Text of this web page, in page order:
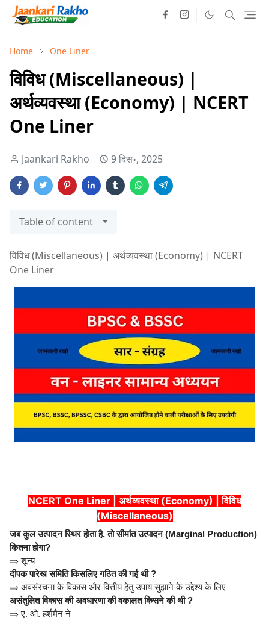
Home One Liner
विविध (Miscellaneous) |
अर्थव्यवस्था (Economy) | NCERT
One Liner
Jaankari Rakho 9 दिस॰, 2025
Table of content
विविध (Miscellaneous) | अर्थव्यवस्था (Economy) | NCERT
One Liner
NCERT One Liner | अर्थव्यवस्था (Economy) | विविध
(Miscellaneous)
जब कुल उत्पादन स्थिर होता है, तो सीमांत उत्पादन (Marginal Production)
कितना होगा?
⇒शून्य
दीपक पारेख समिति किसलिए गठित की गई थी ?
⇒ अवसंरचना के विकास और वित्तीय हेतु उपाय सुझाने के उद्देश्य के लिए
असंतुलित विकास की अवधारणा की वकालत किसने की थी ?
⇒ ए. ओ. हर्शमैन ने